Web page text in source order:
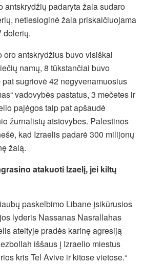
antskrydžių padaryta žala sudaro
netiesioginė žala priskaičiuojama
dolerių.
oro antskrydžius buvo visiškai
namų, 8 tūkstančiai buvo
sugriovė 42 negyvenamuosius
vadovybės pastatus, 3 mečetes ir
pajėgos taip pat apšaudė
žurnalistų atstovybes. Palestinos
kad Izraelis padarė 300 milijonų
žalą.
atakuoti Izaelį, jei kiltų
paskelbimo Libane įsikūrusios
lyderis Nassanas Nasrallahas
ateityje pradės karinę agresiją
iššaus į Izraelio miestus
kris Tel Avive ir kitose vietose.“